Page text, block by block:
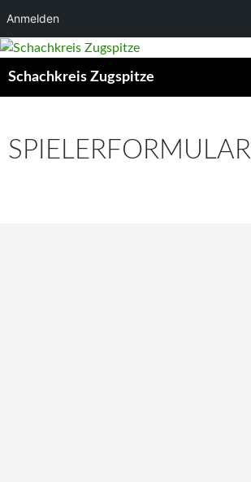
Anmelden
Zum
springen
Schachkreis Zugspitze
SPIELERFORMULAR